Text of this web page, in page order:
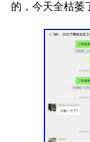
的，今天全枯萎